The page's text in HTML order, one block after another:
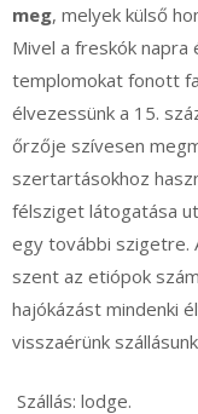
meg, melyek külső
Mivel a freskók napra
templomokat fonott
élvezessünk a 15.
őrzője szívesen
szertartásokhoz
félsziget látogatása
egy további szigetre.
szent az etiópok
hajókázást mindenki
visszaérünk
Szállás: lodge.